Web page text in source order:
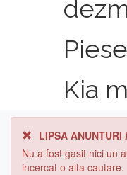
Kia
LIPSA ANUNTURI
Nu a fost gasit nici un
incercat o alta cautare.